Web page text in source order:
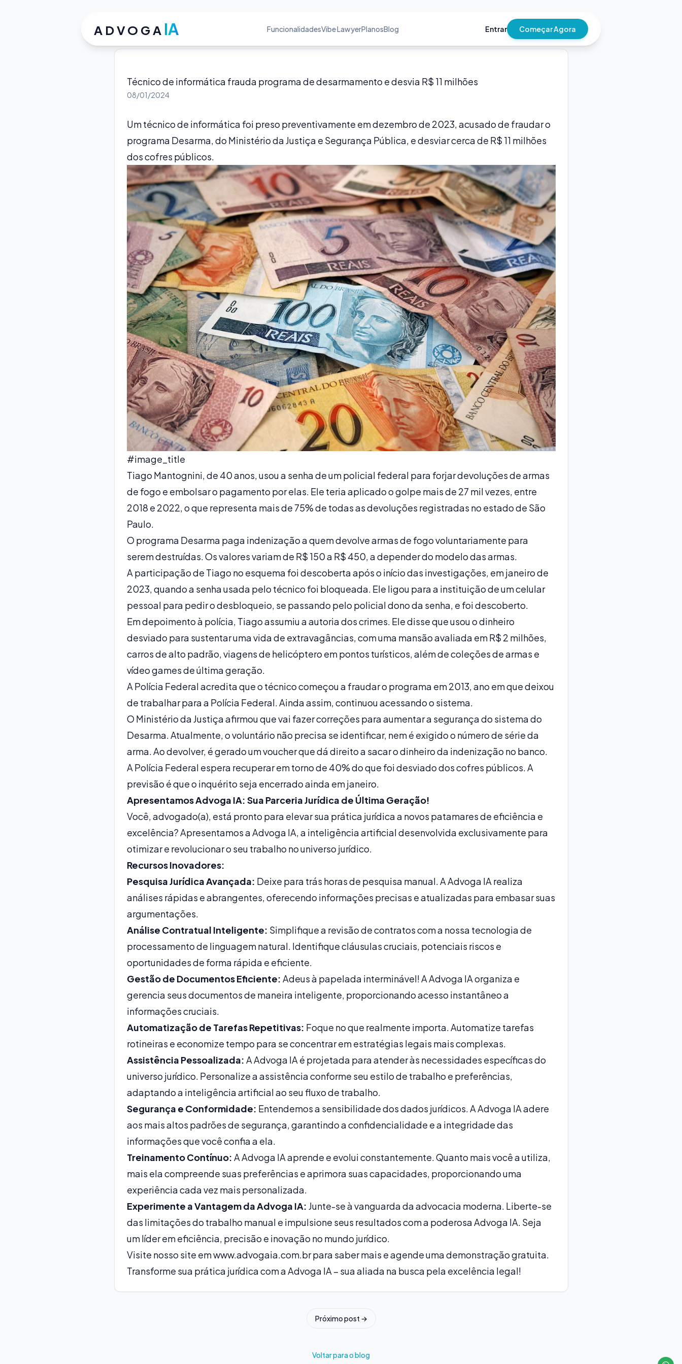
ADVOGA IA FuncionalidadesVibe LawyerPlanosBlog Entrar Começar Agora
Técnico de informática frauda programa de desarmamento e desvia R$ 11 milhões
08/01/2024
Um técnico de informática foi preso preventivamente em dezembro de 2023, acusado de fraudar o
programa Desarma, do Ministério da Justiça e Segurança Pública, e desviar cerca de R$ 11 milhões
dos cofres públicos.
#image_title
Tiago Mantognini, de 40 anos, usou a senha de um policial federal para forjar devoluções de armas
de fogo e embolsar o pagamento por elas. Ele teria aplicado o golpe mais de 27 mil vezes, entre
2018 e 2022, o que representa mais de 75% de todas as devoluções registradas no estado de São
Paulo.
O programa Desarma paga indenização a quem devolve armas de fogo voluntariamente para
serem destruídas. Os valores variam de R$ 150 a R$ 450, a depender do modelo das armas.
A participação de Tiago no esquema foi descoberta após o início das investigações, em janeiro de
2023, quando a senha usada pelo técnico foi bloqueada. Ele ligou para a instituição de um celular
pessoal para pedir o desbloqueio, se passando pelo policial dono da senha, e foi descoberto.
Em depoimento à polícia, Tiago assumiu a autoria dos crimes. Ele disse que usou o dinheiro
desviado para sustentar uma vida de extravagâncias, com uma mansão avaliada em R$ 2 milhões,
carros de alto padrão, viagens de helicóptero em pontos turísticos, além de coleções de armas e
vídeo games de última geração.
A Polícia Federal acredita que o técnico começou a fraudar o programa em 2013, ano em que deixou
de trabalhar para a Polícia Federal. Ainda assim, continuou acessando o sistema.
O Ministério da Justiça afirmou que vai fazer correções para aumentar a segurança do sistema do
Desarma. Atualmente, o voluntário não precisa se identificar, nem é exigido o número de série da
arma. Ao devolver, é gerado um voucher que dá direito a sacar o dinheiro da indenização no banco.
A Polícia Federal espera recuperar em torno de 40% do que foi desviado dos cofres públicos. A
previsão é que o inquérito seja encerrado ainda em janeiro.
Apresentamos Advoga IA: Sua Parceria Jurídica de Última Geração!
Você, advogado(a), está pronto para elevar sua prática jurídica a novos patamares de eficiência e
excelência? Apresentamos a Advoga IA, a inteligência artificial desenvolvida exclusivamente para
otimizar e revolucionar o seu trabalho no universo jurídico.
Recursos Inovadores:
Pesquisa Jurídica Avançada: Deixe para trás horas de pesquisa manual. A Advoga IA realiza
análises rápidas e abrangentes, oferecendo informações precisas e atualizadas para embasar suas
argumentações.
Análise Contratual Inteligente: Simplifique a revisão de contratos com a nossa tecnologia de
processamento de linguagem natural. Identifique cláusulas cruciais, potenciais riscos e
oportunidades de forma rápida e eficiente.
Gestão de Documentos Eficiente: Adeus à papelada interminável! A Advoga IA organiza e
gerencia seus documentos de maneira inteligente, proporcionando acesso instantâneo a
informações cruciais.
Automatização de Tarefas Repetitivas: Foque no que realmente importa. Automatize tarefas
rotineiras e economize tempo para se concentrar em estratégias legais mais complexas.
Assistência Pessoalizada: A Advoga IA é projetada para atender às necessidades específicas do
universo jurídico. Personalize a assistência conforme seu estilo de trabalho e preferências,
adaptando a inteligência artificial ao seu fluxo de trabalho.
Segurança e Conformidade: Entendemos a sensibilidade dos dados jurídicos. A Advoga IA adere
aos mais altos padrões de segurança, garantindo a confidencialidade e a integridade das
informações que você confia a ela.
Treinamento Contínuo: A Advoga IA aprende e evolui constantemente. Quanto mais você a utiliza,
mais ela compreende suas preferências e aprimora suas capacidades, proporcionando uma
experiência cada vez mais personalizada.
Experimente a Vantagem da Advoga IA: Junte-se à vanguarda da advocacia moderna. Liberte-se
das limitações do trabalho manual e impulsione seus resultados com a poderosa Advoga IA. Seja
um líder em eficiência, precisão e inovação no mundo jurídico.
Visite nosso site emwww.advogaia.com.brpara saber mais e agende uma demonstração gratuita.
Transforme sua prática jurídica com a Advoga IA – sua aliada na busca pela excelência legal!
Próximo post →
Voltar para o blog